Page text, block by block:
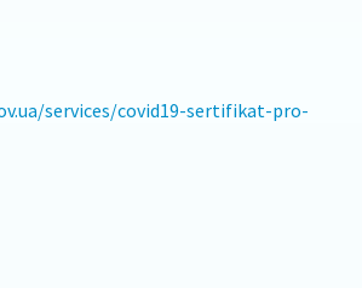
services/covid19-sertifikat-pro-